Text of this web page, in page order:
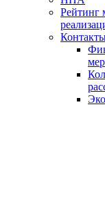
Рейтинг